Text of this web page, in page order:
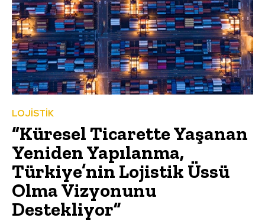
LOJİSTİK
“Küresel Ticarette Yaşanan
Yeniden Yapılanma,
Türkiye’nin Lojistik Üssü
Olma Vizyonunu
Destekliyor”